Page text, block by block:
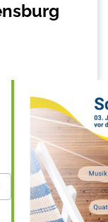
Live